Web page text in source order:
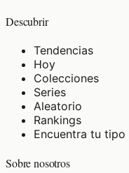
Descubrir
Tendencias
Hoy
Colecciones
Series
Aleatorio
Rankings
Encuentra tu tipo
Sobre nosotros